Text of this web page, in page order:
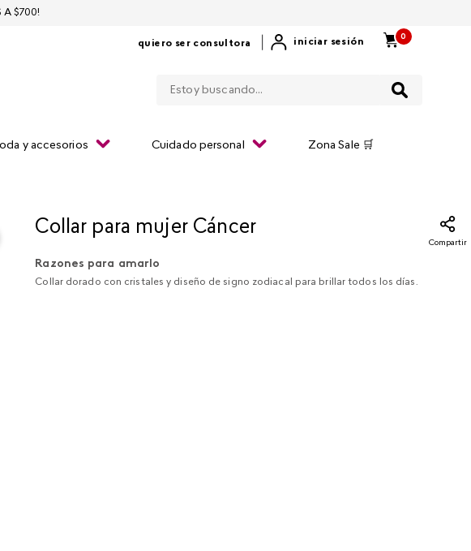
quiero ser consultora iniciar sesión
0
y accesorios Cuidado personal Zona Sale 🛒
A $700!
Collar para mujer Cáncer
Compartir
Razones para amarlo
Collar dorado con cristales y diseño de signo zodiacal para brillar todos los días.